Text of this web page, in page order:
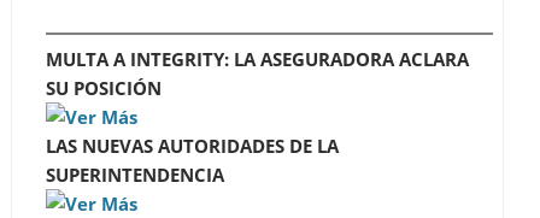
MULTA A INTEGRITY: LA ASEGURADORA ACLARA
SU POSICIÓN
LAS NUEVAS AUTORIDADES DE LA
SUPERINTENDENCIA